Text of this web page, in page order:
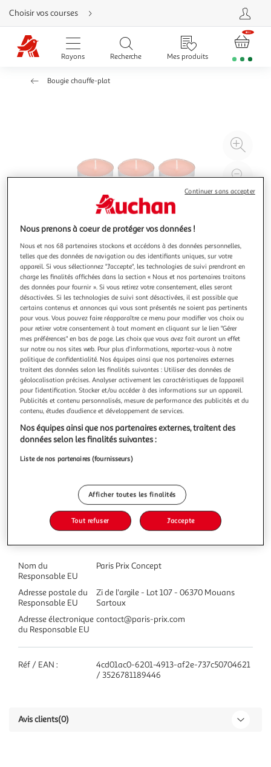
Aller
directement
au
contenu
Aller
directement
Aller
Choisir vos courses
Rayons Recherche Mes produits
Bougie chauffe-plat
à
Illustration
précédente
Illustration
suivante
HOMEA
Lot de 6 bougies chauffe-plat essentiel 5,5cm mangue
Informations Techniques : Dimensions : D. 5,5 x H. 2 cm
Matière : Cire Spécificités : Parfumé & Déco Objets
décoratifs Lot de 6 bougies Parfumée à la Mangue Poids :
0,26 kg Couleur : Corail
En savoir +
Vous voulez connaître le prix de ce produit ?
Afficher le prix
Caractéristiques
Nom du
Responsable EU
Paris Prix Concept
Adresse postale du
Responsable EU
Zi de l'argile - Lot 107 - 06370 Mouans
Sartoux
Adresse électronique
du Responsable EU
contact@paris-prix.com
Réf / EAN :
4cd01ac0-6201-4913-af2e-737c50704621
/ 3526781189446
Avis clients(0)
Nous prenons à coeur de protéger vos données !
Nous et nos 68 partenaires stockons et accédons à des données personnelles,
telles que des données de navigation ou des identifiants uniques, sur votre
appareil. Si vous sélectionnez "J'accepte", les technologies de suivi prendront en
charge les finalités affichées dans la section « Nous et nos partenaires traitons
des données pour fournir ». Si vous retirez votre consentement, elles seront
désactivées. Si les technologies de suivi sont désactivées, il est possible que
certains contenus et annonces qui vous sont présentés ne soient pas pertinents
pour vous. Vous pouvez faire réapparaître ce menu pour modifier vos choix ou
pour retirer votre consentement à tout moment en cliquant sur le lien "Gérer
mes préférences" en bas de page. Les choix que vous avez fait auront un effet
sur notre ou nos sites web. Pour plus d’informations, reportez-vous à notre
politique de confidentialité. Nos équipes ainsi que nos partenaires externes
traitent des données selon les finalités suivantes : Utiliser des données de
géolocalisation précises. Analyser activement les caractéristiques de l’appareil
pour l’identification. Stocker et/ou accéder à des informations sur un appareil.
Publicités et contenu personnalisés, mesure de performance des publicités et du
contenu, études d’audience et développement de services.
Nos équipes ainsi que nos partenaires externes, traitent des
données selon les finalités suivantes :
Liste de nos partenaires (fournisseurs)
Afficher toutes les finalités
Tout refuser J'accepte
Continuer sans accepter